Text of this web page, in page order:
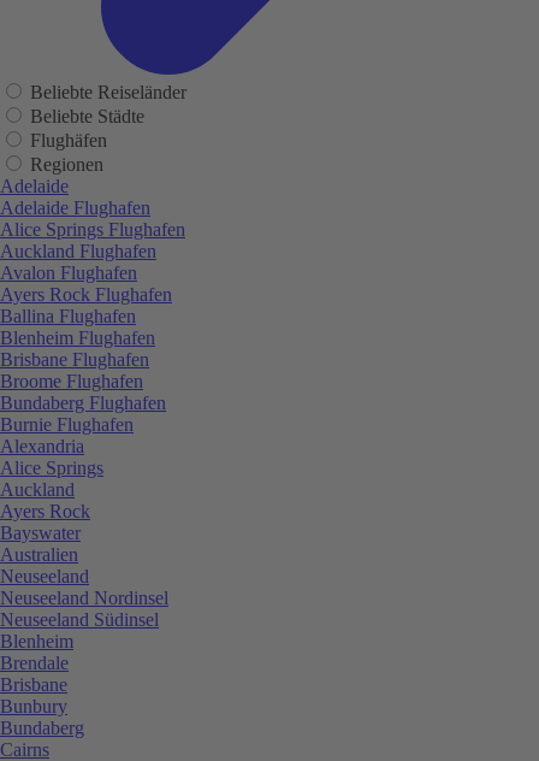
Beliebte Reiseländer
Beliebte Städte
Flughäfen
Regionen
Adelaide
Adelaide Flughafen
Alice Springs Flughafen
Auckland Flughafen
Avalon Flughafen
Ayers Rock Flughafen
Ballina Flughafen
Blenheim Flughafen
Brisbane Flughafen
Broome Flughafen
Bundaberg Flughafen
Burnie Flughafen
Alexandria
Alice Springs
Auckland
Ayers Rock
Bayswater
Australien
Neuseeland
Neuseeland Nordinsel
Neuseeland Südinsel
Blenheim
Brendale
Brisbane
Bunbury
Bundaberg
Cairns